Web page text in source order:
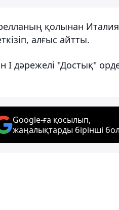
қолынан
алғыс айтты.
дәрежелі "Достық"
Google-ға қосылып,
жаңалықтарды бірінші